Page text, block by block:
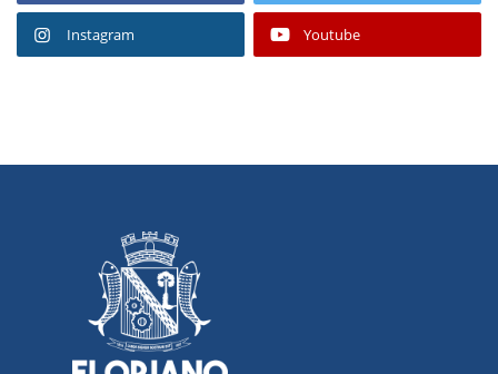
Instagram Youtube